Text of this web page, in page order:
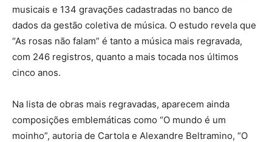
musicais e 134 gravações cadastradas no banco de
dados da gestão coletiva de música. O estudo revela que
“As rosas não falam” é tanto a música mais regravada,
com 246 registros, quanto a mais tocada nos últimos
cinco anos.
Na lista de obras mais regravadas, aparecem ainda
composições emblemáticas como “O mundo é um
moinho”, autoria de Cartola e Alexandre Beltramino, “O